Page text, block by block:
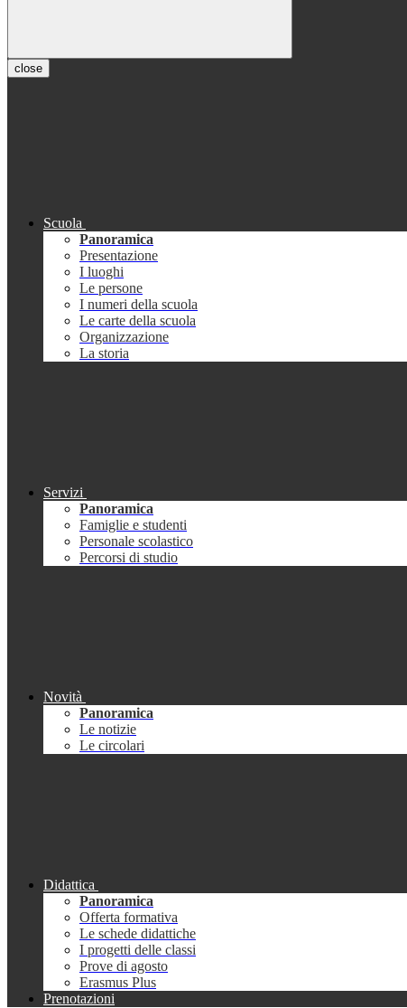
close
Scuola
Panoramica
Presentazione
I luoghi
Le persone
I numeri della scuola
Le carte della scuola
Organizzazione
La storia
Servizi
Panoramica
Famiglie e studenti
Personale scolastico
Percorsi di studio
Novità
Panoramica
Le notizie
Le circolari
Didattica
Panoramica
Offerta formativa
Le schede didattiche
I progetti delle classi
Prove di agosto
Erasmus Plus
Prenotazioni